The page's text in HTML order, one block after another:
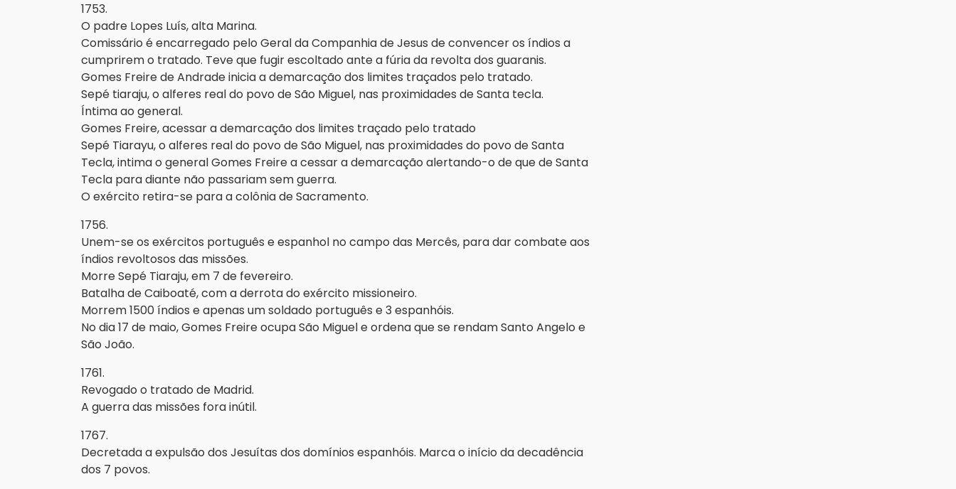
1753.
O padre Lopes Luís, alta Marina.
Comissário é encarregado pelo Geral da Companhia de Jesus de convencer os índios a
cumprirem o tratado. Teve que fugir escoltado ante a fúria da revolta dos guaranis.
Gomes Freire de Andrade inicia a demarcação dos limites traçados pelo tratado.
Sepé tiaraju, o alferes real do povo de São Miguel, nas proximidades de Santa tecla.
Íntima ao general.
Gomes Freire, acessar a demarcação dos limites traçado pelo tratado
Sepé Tiarayu, o alferes real do povo de São Miguel, nas proximidades do povo de Santa
Tecla, intima o general Gomes Freire a cessar a demarcação alertando-o de que de Santa
Tecla para diante não passariam sem guerra.
O exército retira-se para a colônia de Sacramento.
1756.
Unem-se os exércitos português e espanhol no campo das Mercês, para dar combate aos
índios revoltosos das missões.
Morre Sepé Tiaraju, em 7 de fevereiro.
Batalha de Caiboaté, com a derrota do exército missioneiro.
Morrem 1500 índios e apenas um soldado português e 3 espanhóis.
No dia 17 de maio, Gomes Freire ocupa São Miguel e ordena que se rendam Santo Angelo e
São João.
1761.
Revogado o tratado de Madrid.
A guerra das missões fora inútil.
1767.
Decretada a expulsão dos Jesuítas dos domínios espanhóis. Marca o início da decadência
dos 7 povos.